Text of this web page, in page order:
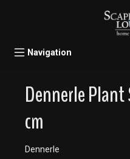
Navigation
Dennerle Plant
cm
Dennerle